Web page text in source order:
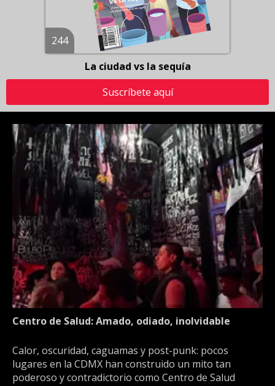
244
La ciudad vs la sequía
Suscríbete aquí
Centro de Salud: Amado, odiado, inolvidable
Calor, oscuridad, caguamas y post-punk: pocos
lugares en la CDMX han construido un mito tan
poderoso y contradictorio como Centro de Salud